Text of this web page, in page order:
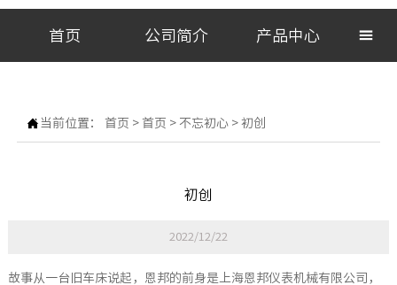
首页 公司简介 产品中心 
 当前位置： 首页 > 首页 > 不忘初心> 初创
初创
2022/12/22
故事从一台旧车床说起，恩邦的前身是上海恩邦仪表机械有限公司，